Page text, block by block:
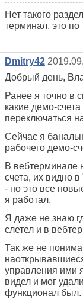
Нет такого
терминал, это по
Dmitry42
Добрый день,
Ранее я точно в
какие демо-
переключаться
Сейчас я
рабочего демо-
В вебтерминале
счета, их видно
- но это все
я работал.
Я даже не знаю
слетел и в
Так же не
управления ими
видел и мог
функционал был.